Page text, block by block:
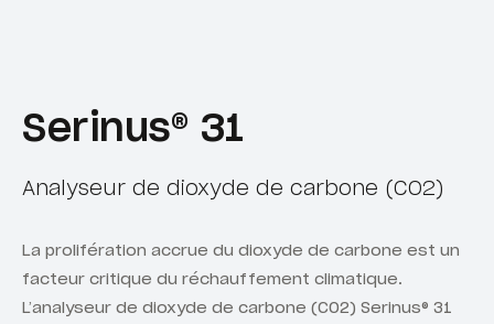
Serinus® 31
Analyseur de dioxyde de carbone (CO2)
La prolifération accrue du dioxyde de carbone est un
facteur critique du réchauffement climatique.
L’analyseur de dioxyde de carbone (CO2) Serinus® 31